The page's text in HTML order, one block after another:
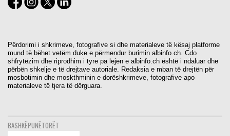
Përdorimi i shkrimeve, fotografive si dhe materialeve të kësaj platforme
mund të bëhet vetëm duke e përmendur burimin albinfo.ch. Cdo
shfrytëzim dhe riprodhim i tyre pa lejen e albinfo.ch është i ndaluar dhe
përbën shkelje e të drejtave autoriale. Redaksia e mban të drejtën për
mosbotimin dhe moskthminin e dorëshkrimeve, fotografive apo
materialeve të tjera të dërguara.
BASHKËPUNËTORËT